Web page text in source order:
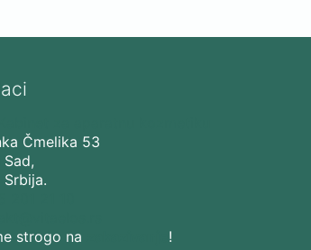
Čmelika 53
,
Srbija.
strogo na
!